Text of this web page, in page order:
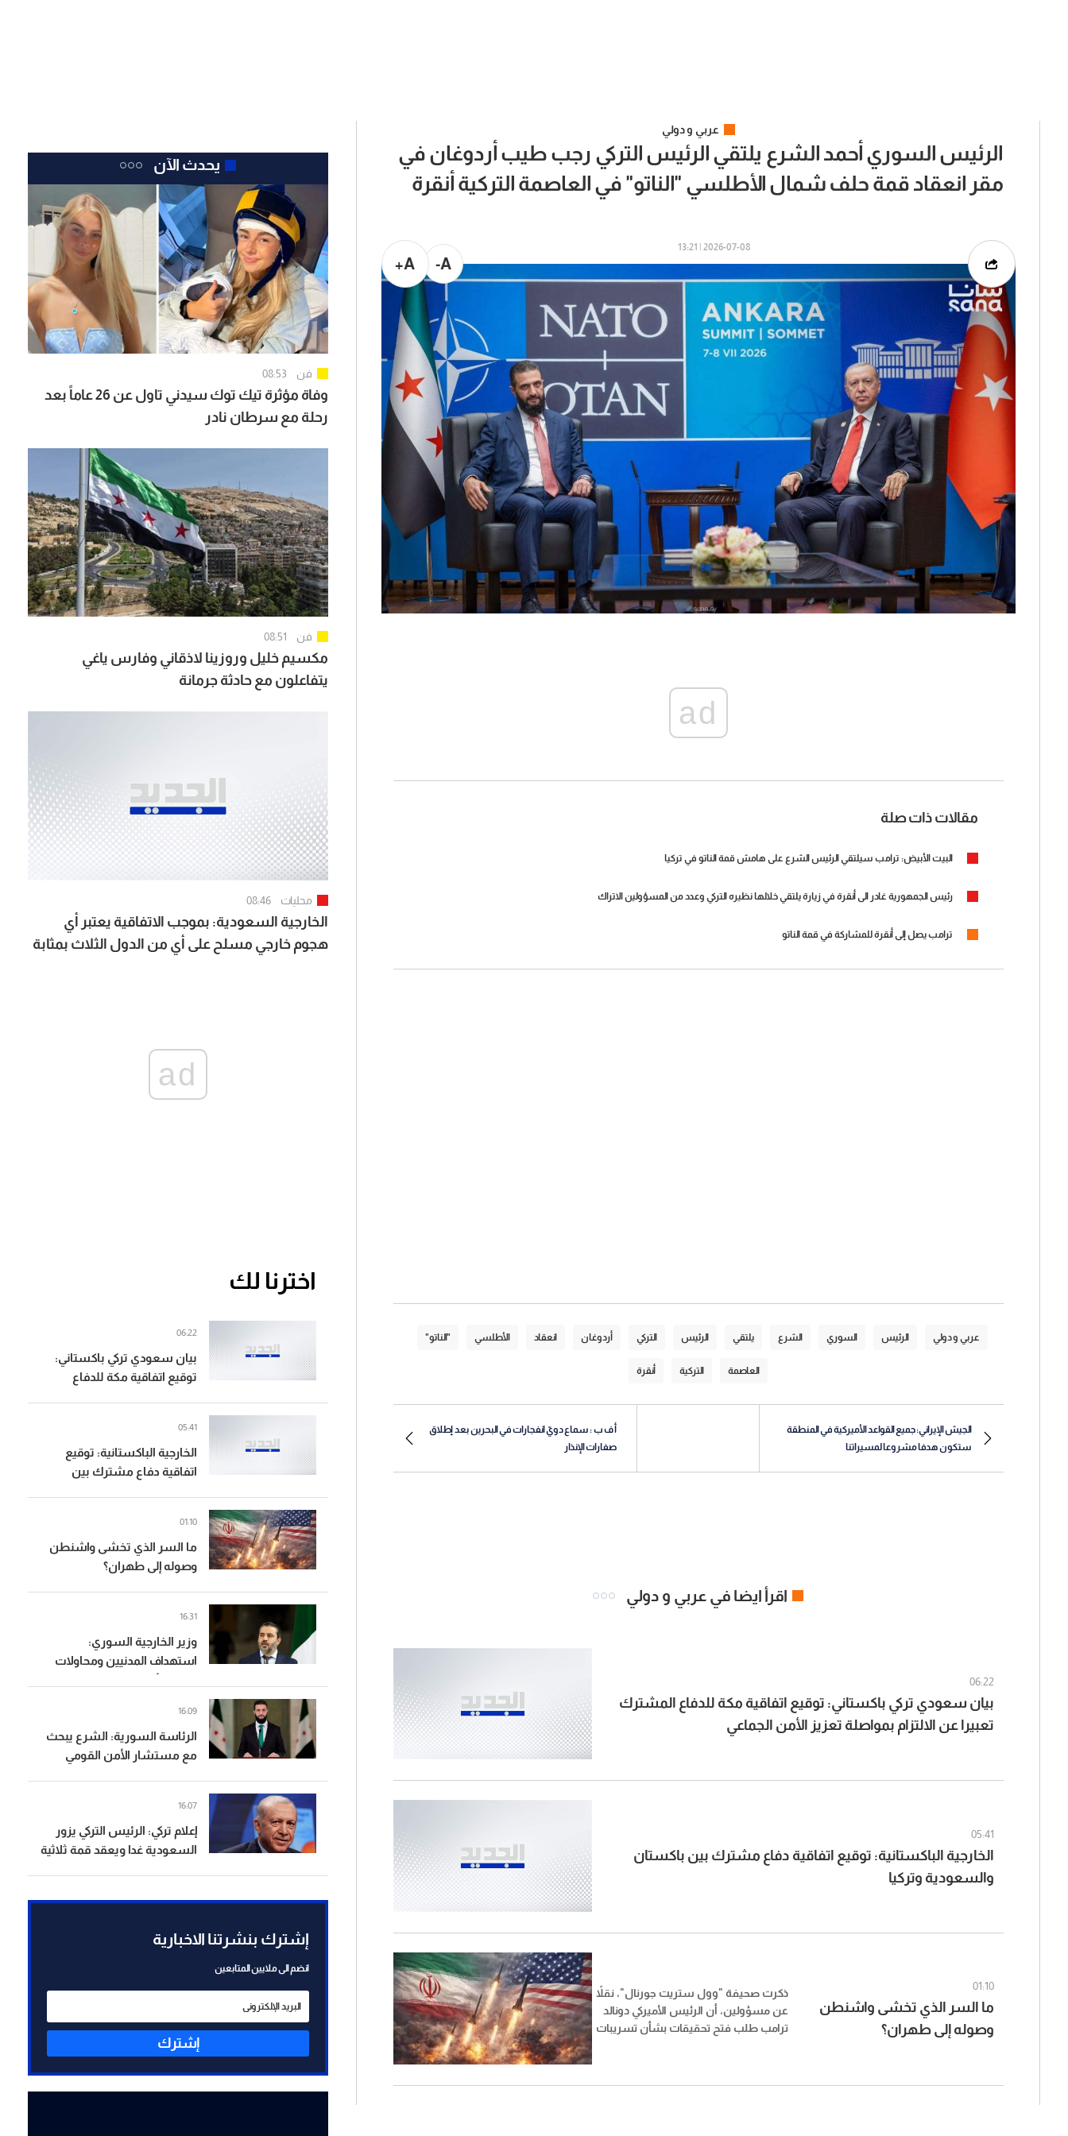
عربي و دولي
الرئيس السوري أحمد الشرع يلتقي الرئيس التركي رجب طيب أردوغان في
مقر انعقاد قمة حلف شمال الأطلسي "الناتو" في العاصمة التركية أنقرة
2026-07-08 | 13:21
A-
A+
ad
مقالات ذات صلة
‏البيت الأبيض: ترامب سيلتقي الرئيس الشرع على هامش قمة الناتو في تركيا
رئيس الجمهورية غادر الى أنقرة في زيارة يلتقي خلالها نظيره التركي وعدد من المسؤولين الاتراك
ترامب يصل إلى أنقرة للمشاركة في قمة الناتو
عربي و دولي الرئيس السوري الشرع يلتقي الرئيس التركي أردوغان انعقاد الأطلسي "الناتو"
العاصمة التركية أنقرة
الجيش الإيراني: جميع القواعد الأميركية في المنطقة
ستكون هدفا مشروعا لمسيراتنا
أ ف ب : سماع دويّ انفجارات في البحرين بعد إطلاق
صفارات الإنذار
اقرأ ايضا في عربي و دولي
06:22
بيان سعودي تركي باكستاني: توقيع اتفاقية مكة للدفاع المشترك
تعبيرا عن الالتزام بمواصلة تعزيز الأمن الجماعي
05:41
الخارجية الباكستانية: توقيع اتفاقية دفاع مشترك بين باكستان
والسعودية وتركيا
01:10
ما السر الذي تخشى واشنطن
وصوله إلى طهران؟
ذكرت صحيفة "وول ستريت جورنال"، نقلاً
عن مسؤولين، أن الرئيس الأميركي ​دونالد
ترامب​ طلب فتح تحقيقات بشأن تسريبات
يحدث الآن
فن 08:53
وفاة مؤثرة تيك توك سيدني تاول عن 26 عاماً بعد
رحلة مع سرطان نادر
فن 08:51
مكسيم خليل وروزينا لاذقاني وفارس ياغي
يتفاعلون مع حادثة جرمانة
محليات 08:46
الخارجية السعودية: بموجب الاتفاقية يعتبر أي
هجوم خارجي مسلح على أي من الدول الثلاث بمثابة
ad
اخترنا لك
بيان سعودي تركي باكستاني:
توقيع اتفاقية مكة للدفاع
06:22
الخارجية الباكستانية: توقيع
اتفاقية دفاع مشترك بين
05:41
ما السر الذي تخشى واشنطن
وصوله إلى طهران؟
01:10
وزير الخارجية السوري:
استهداف المدنيين ومحاولات
الدولة
16:31
الرئاسة السورية: الشرع يبحث
مع مستشار الأمن القومي
16:09
إعلام تركي: الرئيس التركي يزور
السعودية غدا ويعقد قمة ثلاثية
16:07
إشترك بنشرتنا الاخبارية
انضم الى ملايين المتابعين
إشترك